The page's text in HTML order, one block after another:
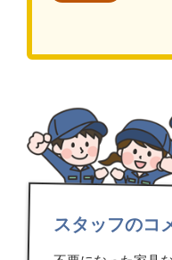
スタッフのコ